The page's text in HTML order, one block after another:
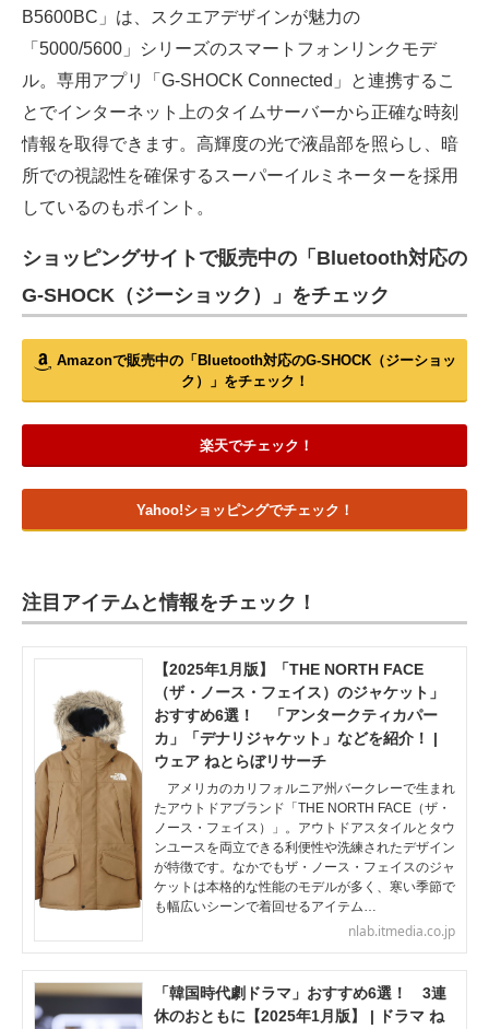
B5600BC」は、スクエアデザインが魅力の
「5000/5600」シリーズのスマートフォンリンクモデ
ル。専用アプリ「G-SHOCK Connected」と連携するこ
とでインターネット上のタイムサーバーから正確な時刻
情報を取得できます。高輝度の光で液晶部を照らし、暗
所での視認性を確保するスーパーイルミネーターを採用
しているのもポイント。
ショッピングサイトで販売中の「Bluetooth対応の
G-SHOCK（ジーショック）」をチェック
Amazonで販売中の「Bluetooth対応のG-SHOCK（ジーショッ
ク）」をチェック！
楽天でチェック！
Yahoo!ショッピングでチェック！
注目アイテムと情報をチェック！
【2025年1月版】「THE NORTH FACE
（ザ・ノース・フェイス）のジャケット」
おすすめ6選！ 「アンタークティカパー
カ」「デナリジャケット」などを紹介！ |
ウェア ねとらぼリサーチ
アメリカのカリフォルニア州バークレーで生まれ
たアウトドアブランド「THE NORTH FACE（ザ・
ノース・フェイス）」。アウトドアスタイルとタウ
ンユースを両立できる利便性や洗練されたデザイン
が特徴です。なかでもザ・ノース・フェイスのジャ
ケットは本格的な性能のモデルが多く、寒い季節で
も幅広いシーンで着回せるアイテム…
nlab.itmedia.co.jp
「韓国時代劇ドラマ」おすすめ6選！ 3連
休のおともに【2025年1月版】 | ドラマ ね